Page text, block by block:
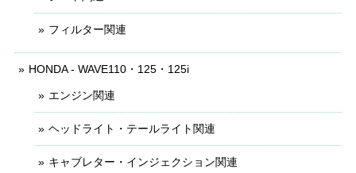
フィルター関連
HONDA - WAVE110・125・125i
エンジン関連
ヘッドライト・テールライト関連
キャブレター・インジェクション関連